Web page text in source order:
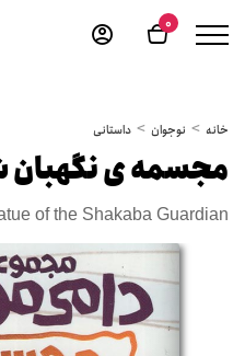
0
خانه نوجوان داستانی
مجسمه ی نگهبان
of the Shakaba Guardian